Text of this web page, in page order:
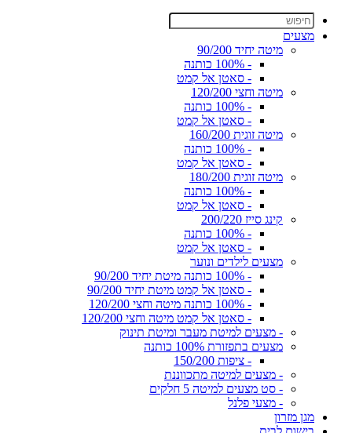
מצעים
מיטה יחיד 90/200
- 100% כותנה
- סאטן אל קמט
מיטה וחצי 120/200
- 100% כותנה
- סאטן אל קמט
מיטה זוגית 160/200
- 100% כותנה
- סאטן אל קמט
מיטה זוגית 180/200
- 100% כותנה
- סאטן אל קמט
קינג סייז 200/220
- 100% כותנה
- סאטן אל קמט
מצעים לילדים ונוער
- 100% כותנה מיטת יחיד 90/200
- סאטן אל קמט מיטת יחיד 90/200
- 100% כותנה מיטה וחצי 120/200
- סאטן אל קמט מיטה וחצי 120/200
- מצעים למיטת מעבר ומיטת תינוק
מצעים בתפזורת 100% כותנה
- ציפות 150/200
- מצעים למיטה מתכווננת
- סט מצעים למיטה 5 חלקים
- מצעי פלנל
מגן מזרון